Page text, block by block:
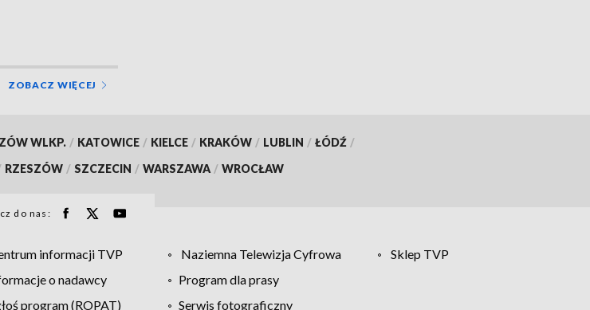
ZOBACZ WIĘCEJ
WLKP. / KATOWICE / KIELCE / KRAKÓW / LUBLIN / ŁÓDŹ /
RZESZÓW / SZCZECIN / WARSZAWA / WROCŁAW
do nas:
informacji TVP Naziemna Telewizja Cyfrowa
Sklep TVP
o nadawcy
Program dla prasy
program (ROPAT) Serwis fotograficzny